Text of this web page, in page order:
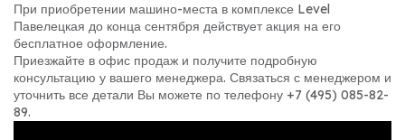
При приобретении машино-места в комплексе Level
Павелецкая до конца сентября действует акция на его
бесплатное оформление.
Приезжайте в офис продаж и получите подробную
консультацию у вашего менеджера. Связаться с менеджером и
уточнить все детали Вы можете по телефону +7 (495) 085-82-
89.